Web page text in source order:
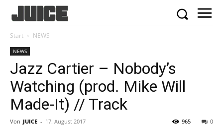
Start NEWS
NEWS
Jazz Cartier – Nobody’s
Watching (prod. Mike Will
Made-It) // Track
Von JUICE - 17. August 2017 0
965